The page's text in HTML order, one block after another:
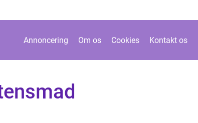
Annoncering Om os Cookies Kontakt os